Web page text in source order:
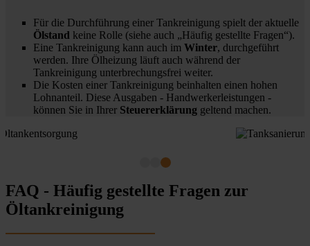
Für die Durchführung einer Tankreinigung spielt der aktuelle
Ölstand keine Rolle (siehe auch „Häufig gestellte Fragen“).
Eine Tankreinigung kann auch im Winter, durchgeführt
werden. Ihre Ölheizung läuft auch während der
Tankreinigung unterbrechungsfrei weiter.
Die Kosten einer Tankreinigung beinhalten einen hohen
Lohnanteil. Diese Ausgaben - Handwerkerleistungen -
können Sie in Ihrer Steuererklärung geltend machen.
FAQ - Häufig gestellte Fragen zur
Öltankreinigung